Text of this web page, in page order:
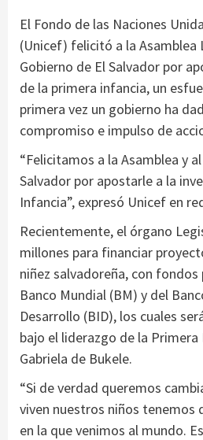
El Fondo de las Naciones
(Unicef) felicitó a la Asamblea
Gobierno de El Salvador por
de la primera infancia, un
primera vez un gobierno ha
compromiso e impulso de
“Felicitamos a la Asamblea y
Salvador por apostarle a la
Infancia”, expresó Unicef en
Recientemente, el órgano
millones para financiar
niñez salvadoreña, con
Banco Mundial (BM) y del
Desarrollo (BID), los cuales
bajo el liderazgo de la Primera
Gabriela de Bukele.
“Si de verdad queremos
viven nuestros niños tenemos
en la que venimos al mundo.